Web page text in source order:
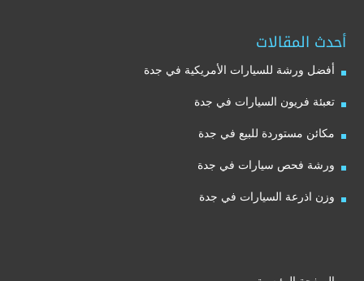
أحدث المقالات
أفضل ورشة للسيارات الأمريكية في جدة
تعبئة فريون السيارات في جدة
مكائن مستوردة للبيع في جدة
ورشة فحص سيارات في جدة
وزن اذرعة السيارات في جدة